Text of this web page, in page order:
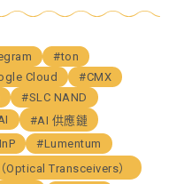
#ton
Cloud
#CMX
#SLC NAND
#AI 供應鏈
#Lumentum
Optical Transceivers）